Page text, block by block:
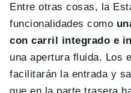
Entre otras cosas, la
funcionalidades como
con carril integrado e
una apertura fluida. Los
facilitarán la entrada y